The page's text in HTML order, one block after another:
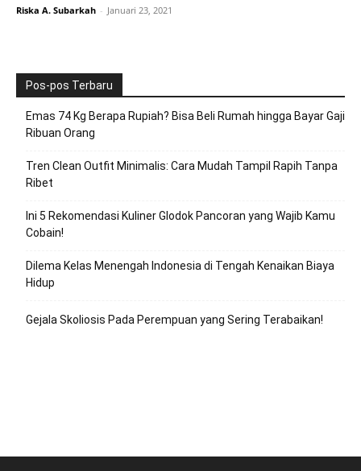
Riska A. Subarkah - Januari 23, 2021
Pos-pos Terbaru
Emas 74 Kg Berapa Rupiah? Bisa Beli Rumah hingga Bayar Gaji
Ribuan Orang
Tren Clean Outfit Minimalis: Cara Mudah Tampil Rapih Tanpa
Ribet
Ini 5 Rekomendasi Kuliner Glodok Pancoran yang Wajib Kamu
Cobain!
Dilema Kelas Menengah Indonesia di Tengah Kenaikan Biaya
Hidup
Gejala Skoliosis Pada Perempuan yang Sering Terabaikan!